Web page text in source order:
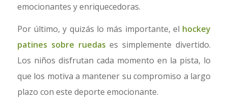
emocionantes y enriquecedoras.
Por último, y quizás lo más importante, el hockey
patines sobre ruedas es simplemente divertido.
Los niños disfrutan cada momento en la pista, lo
que los motiva a mantener su compromiso a largo
plazo con este deporte emocionante.